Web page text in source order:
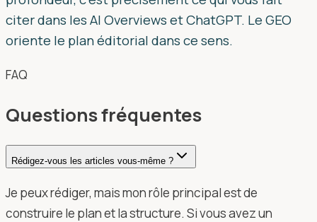
citer dans les AI Overviews et ChatGPT. Le GEO
oriente le plan éditorial dans ce sens.
FAQ
Questions fréquentes
Rédigez-vous les articles vous-même ?
Je peux rédiger, mais mon rôle principal est de
construire le plan et la structure. Si vous avez un